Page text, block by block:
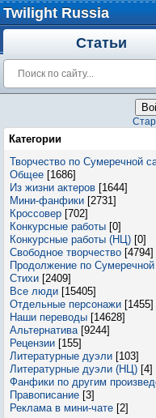
Twilight Russia
Статьи
Категории
Творчество по Сумеречной
Общее [1686]
Из жизни актеров [1644]
Мини-фанфики [2731]
Кроссовер [702]
Конкурсные работы [0]
Конкурсные работы (НЦ) [0]
Свободное творчество [4794]
Продолжение по Сумеречной
Стихи [2409]
Все люди [15405]
Отдельные персонажи [1455]
Наши переводы [14628]
Альтернатива [9244]
Рецензии [155]
Литературные дуэли [103]
Литературные дуэли (НЦ) [4]
Фанфики по другим
Правописание [3]
Реклама в мини-чате [2]